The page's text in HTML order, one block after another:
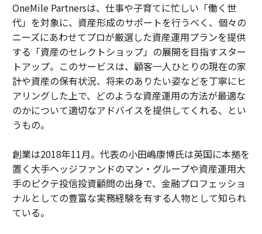
OneMile Partnersは、仕事や子育てに忙しい「働く世
代」を対象に、資産形成のサポートを行うべく、個々の
ニーズにあわせてプロが厳選した資産運用プランを提供
する「資産のセレクトショップ」の展開を目指すスター
トアップ。このサービスは、顧客一人ひとりの現在の家
計や資産の保有状況、将来のありたい姿などを丁寧にヒ
アリングした上で、どのような資産運用の方法が最適な
のかについて適切なアドバイスを提供してくれる、とい
うもの。
創業は2018年11月。代表の小田嶋康博氏は英国に本拠を
置く大手ヘッジファンドのマン・グループや資産運用大
手のピクテ投信投資顧問の出身で、金融プロフェッショ
ナルとしての豊富な実務経験を有する人物として知られ
ている。